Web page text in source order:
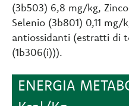
(3b503) 6,8 mg/kg,
Selenio (3b801) 0,11 mg/
antiossidanti (estratti di
(1b306(i))).
ENERGIA